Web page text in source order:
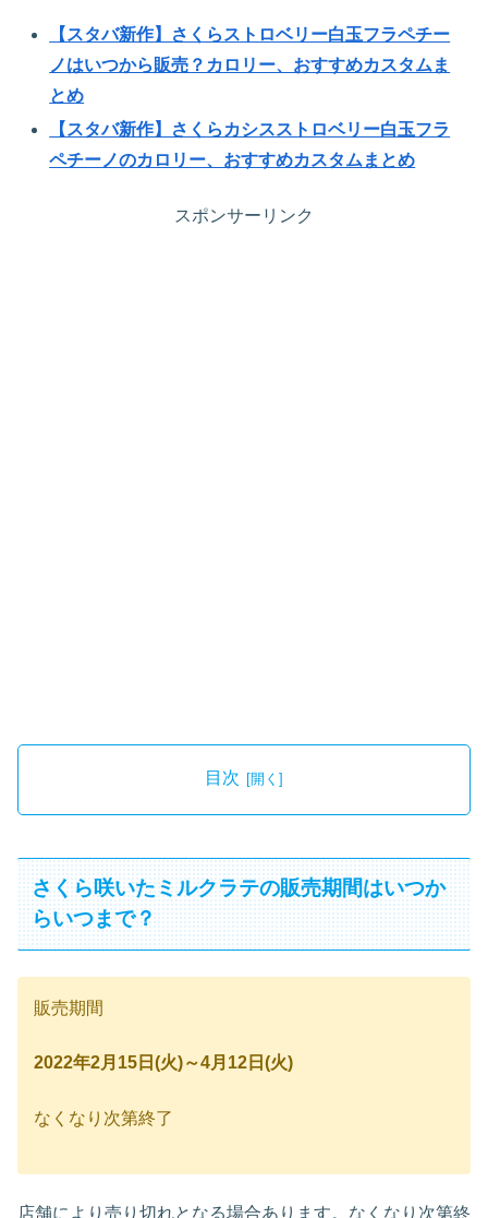
【スタバ新作】さくらストロベリー白玉フラペチー
ノはいつから販売？カロリー、おすすめカスタムま
とめ
【スタバ新作】さくらカシスストロベリー白玉フラ
ペチーノのカロリー、おすすめカスタムまとめ
スポンサーリンク
目次
さくら咲いたミルクラテの販売期間はいつか
らいつまで？
販売期間
2022年2月15 日(火)～4月12日(火)
なくなり次第終了
店舗により売り切れとなる場合あります。なくなり次第終